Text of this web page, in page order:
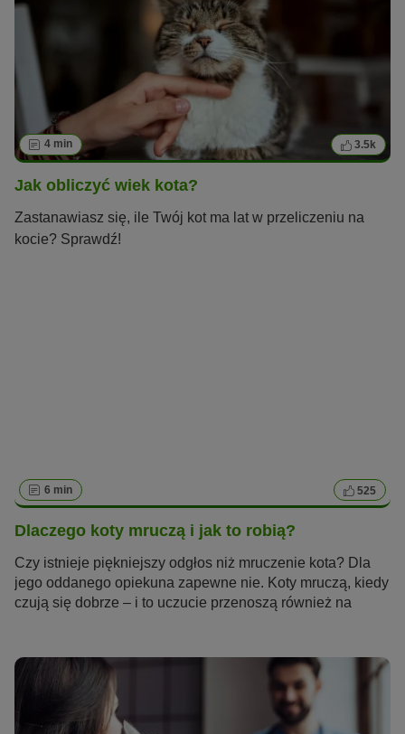
4 min 3.5k
Jak obliczyć wiek kota?
Zastanawiasz się, ile Twój kot ma lat w przeliczeniu na
kocie? Sprawdź!
6 min 525
Dlaczego koty mruczą i jak to robią?
Czy istnieje piękniejszy odgłos niż mruczenie kota? Dla
jego oddanego opiekuna zapewne nie. Koty mruczą, kiedy
czują się dobrze – i to uczucie przenoszą również na
stres. Dlaczego koty mruczą i w jaki sposób produkują ten
ciągły, motoryczny dźwięk?